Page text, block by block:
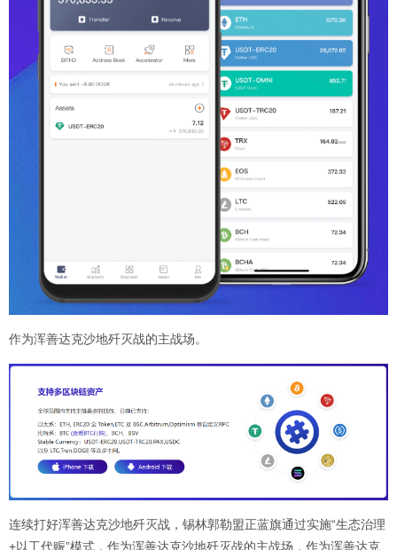
作为浑善达克沙地歼灭战的主战场。
连续打好浑善达克沙地歼灭战，锡林郭勒盟正蓝旗通过实施“生态治理
+以工代赈”模式，作为浑善达克沙地歼灭战的主战场，作为浑善达克